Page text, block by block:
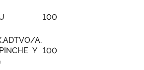
100
A,
Y
100